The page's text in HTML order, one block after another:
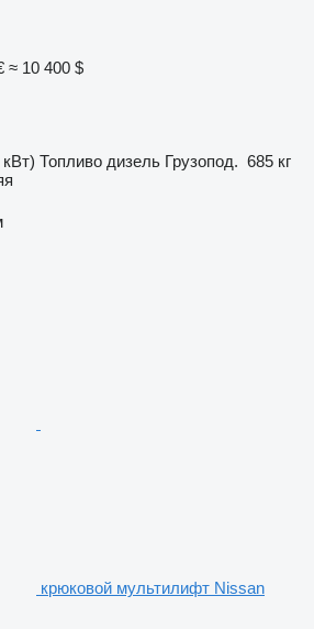
≈ 10 400 $
Топливо дизель Грузопод. 685 кг
крюковой мультилифт Nissan